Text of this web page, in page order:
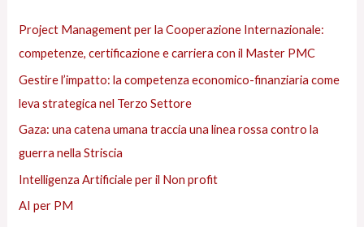
Project Management per la Cooperazione Internazionale:
competenze, certificazione e carriera con il Master PMC
Gestire l’impatto: la competenza economico-finanziaria come
leva strategica nel Terzo Settore
Gaza: una catena umana traccia una linea rossa contro la
guerra nella Striscia
Intelligenza Artificiale per il Non profit
AI per PM
s